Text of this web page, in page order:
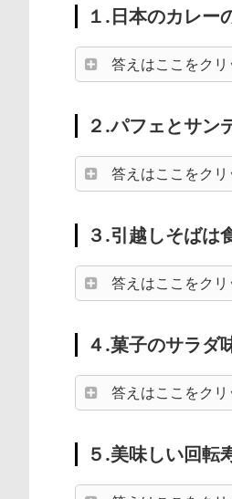
１.日本のカレー
答えはここをクリ
２.パフェとサン
答えはここをクリ
３.引越しそばは
答えはここをクリ
４.菓子のサラダ
答えはここをクリ
５.美味しい回転